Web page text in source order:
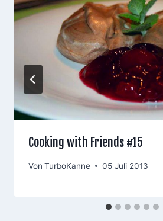
Cooking with Friends #15
Von TurboKanne 05 Juli 2013